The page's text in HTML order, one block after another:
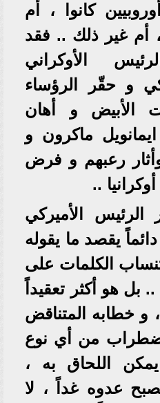
كانوا ، أم
أم غير ذلك .. فقد
الأوكراني
و حقّر الرؤساء
الأبيض و أهان
ماكرون و
رعبهم و فرض
..
الرئيس الأميركي
يقصد ما يقوله
الكلمات على
بل هو أكثر تعقيداً
و خطابه المتناقض
من أي نوع
اللحاق به ،
عدوه غداً ، لا